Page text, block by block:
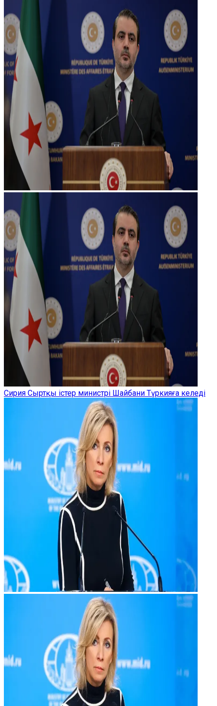
Сирия Сыртқы істер министрі Шайбани Түркияға келеді